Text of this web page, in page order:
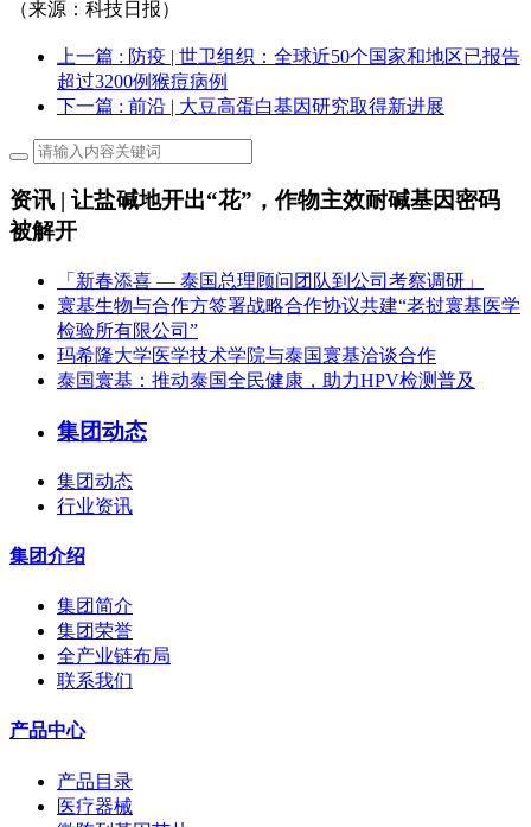
（来源：科技日报）
上一篇 : 防疫 | 世卫组织：全球近50个国家和地区已报告
超过3200例猴痘病例
下一篇 : 前沿 | 大豆高蛋白基因研究取得新进展
资讯 | 让盐碱地开出“花”，作物主效耐碱基因密码
被解开
「新春添喜 — 泰国总理顾问团队到公司考察调研」
寰基生物与合作方签署战略合作协议共建“老挝寰基医学
检验所有限公司”
玛希隆大学医学技术学院与泰国寰基洽谈合作
泰国寰基：推动泰国全民健康，助力HPV检测普及
集团动态
集团动态
行业资讯
集团介绍
集团简介
集团荣誉
全产业链布局
联系我们
产品中心
产品目录
医疗器械